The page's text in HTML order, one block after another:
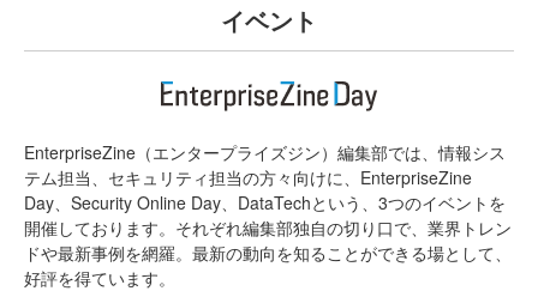
イベント
EnterpriseZine（エンタープライズジン）編集部では、情報シス
テム担当、セキュリティ担当の方々向けに、EnterpriseZine
Day、Security Online Day、DataTechという、3つのイベントを
開催しております。それぞれ編集部独自の切り口で、業界トレン
ドや最新事例を網羅。最新の動向を知ることができる場として、
好評を得ています。